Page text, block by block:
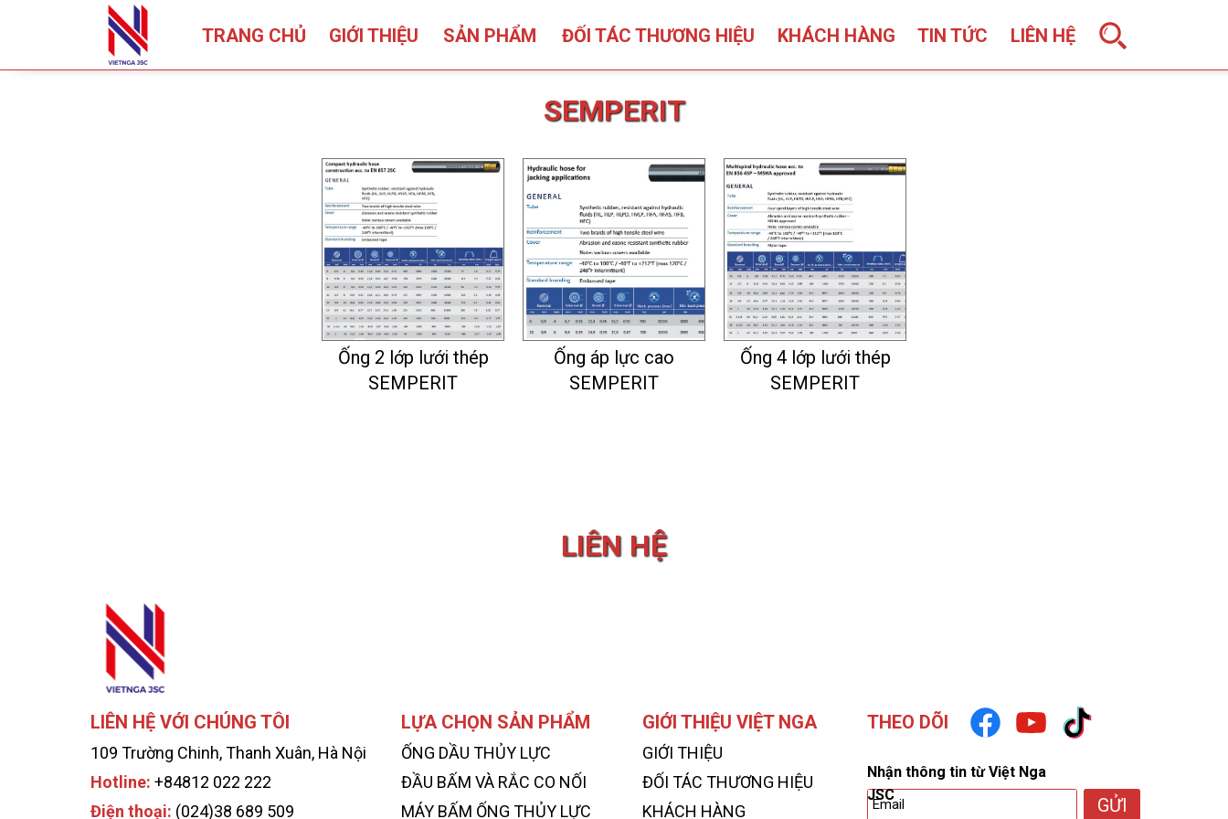
SEMPERIT
Ống 2 lớp lưới thép
SEMPERIT
Ống áp lực cao
SEMPERIT
Ống 4 lớp lưới thép
SEMPERIT
GỬI
LIÊN HỆ
Nhận thông tin từ Việt Nga
JSC
TRANG CHỦ GIỚI THIỆU LIÊN HỆ
ĐỐI TÁC THƯƠNG HIỆU
SẢN PHẨM KHÁCH HÀNG TIN TỨC
109 Trường Chinh, Thanh Xuân, Hà Nội
Hotline: +84812 022 222
LIÊN HỆ VỚI CHÚNG TÔI
Điện thoại: (024)38 689 509
LỰA CHỌN SẢN PHẨM
ỐNG DẦU THỦY LỰC
ĐẦU BẤM VÀ RẮC CO NỐI
MÁY BẤM ỐNG THỦY LỰC
THEO DÕI
GIỚI THIỆU VIỆT NGA
GIỚI THIỆU
ĐỐI TÁC THƯƠNG HIỆU
KHÁCH HÀNG